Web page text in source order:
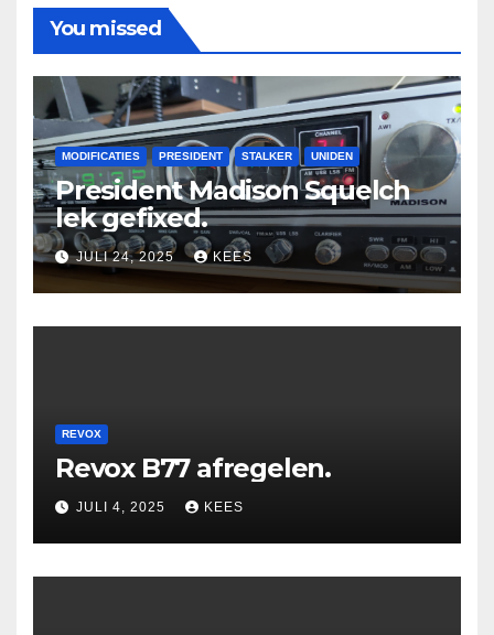
You missed
MODIFICATIES PRESIDENT STALKER UNIDEN
President Madison Squelch
lek gefixed.
JULI 24, 2025 KEES
REVOX
Revox B77 afregelen.
JULI 4, 2025 KEES